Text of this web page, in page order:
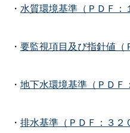
・ 水質環境基準（ＰＤＦ：
・ 要監視項目及び指針値（
・ 地下水環境基準（ＰＤＦ
・ 排水基準（ＰＤＦ：３２